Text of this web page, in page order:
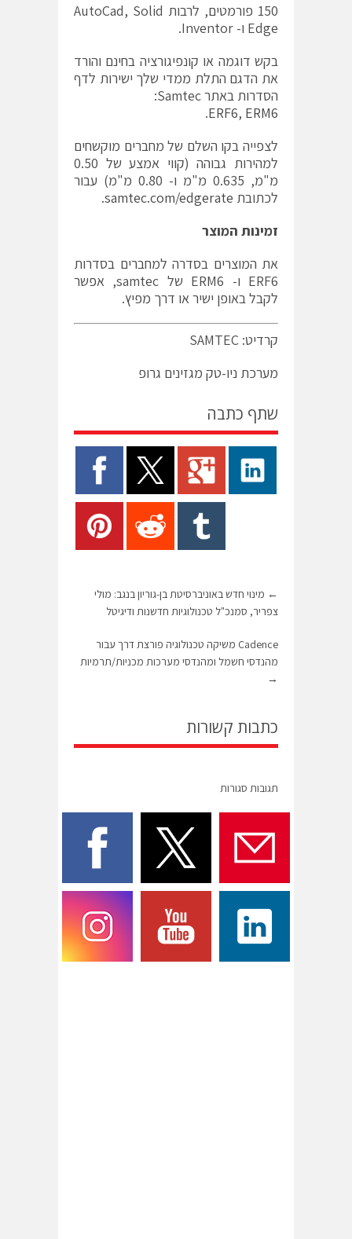
150 פורמטים, לרבות AutoCad, Solid
Edge ו- Inventor.
בקש דוגמה או קונפיגורציה בחינם והורד
את הדגם התלת ממדי שלך ישירות לדף
הסדרות באתר Samtec:
ERF6, ERM6
.
לצפייה בקו השלם של מחברים מוקשחים
למהירות גבוהה (קווי אמצע של 0.50
מ"מ, 0.635 מ"מ ו- 0.80 מ"מ) עבור
לכתובת samtec.com/edgerate
.
זמינות המוצר
את המוצרים בסדרה למחברים בסדרות
ERF6 ו- ERM6 של samtec, אפשר
לקבל באופן ישיר או דרך מפיץ.
קרדיט: SAMTEC
מערכת ניו-טק מגזינים גרופ
שתף כתבה
← מינוי חדש באוניברסיטת בן-גוריון בנגב: מולי
צפריר, סמנכ"ל טכנולוגיות חדשנות ודיגיטל
Cadence משיקה טכנולוגיה פורצת דרך עבור
מהנדסי חשמל ומהנדסי מערכות מכניות/תרמיות
→
כתבות קשורות
תגובות סגורות